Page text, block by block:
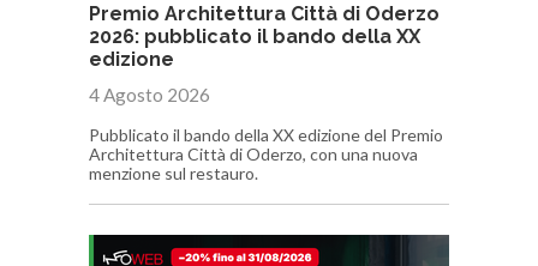
Premio Architettura Città di Oderzo
2026: pubblicato il bando della XX
edizione
4 Agosto 2026
Pubblicato il bando della XX edizione del Premio
Architettura Città di Oderzo, con una nuova
menzione sul restauro.